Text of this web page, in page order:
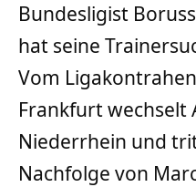
Bundesligist
hat seine
Vom
Frankfurt wechselt
Niederrhein und
Nachfolge von